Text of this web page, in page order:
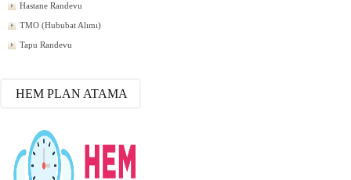
Hastane Randevu
TMO (Hububat Alımı)
Tapu Randevu
HEM PLAN ATAMA